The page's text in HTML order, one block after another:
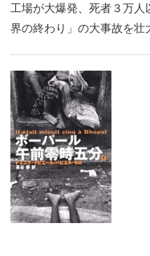
工場が大爆発、死者３万
界の終わり」の大事故を壮